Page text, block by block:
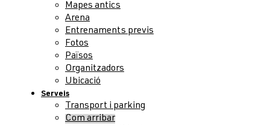
Mapes antics
Arena
Entrenaments previs
Fotos
Països
Organitzadors
Ubicació
Serveis
Transport i parking
Com arribar